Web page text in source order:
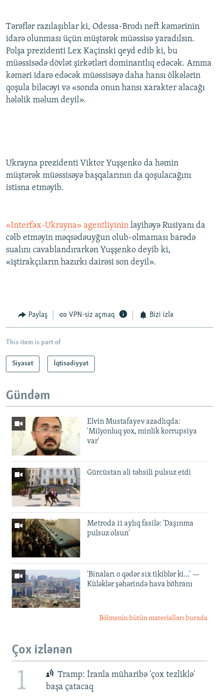
Tərəflər razılaşıblar ki, Odessa-Brodı neft kəmərinin
idarə olunması üçün müştərək müəssisə yaradılsın.
Polşa prezidenti Lex Kaçinski qeyd edib ki, bu
müəssisədə dövlət şirkətləri dominantlıq edəcək. Amma
kəməri idarə edəcək müəssisəyə daha hansı ölkələrin
qoşula biləcəyi və «sonda onun hansı xarakter alacağı
hələlik məlum deyil».
Ukrayna prezidenti Viktor Yuşşenko da həmin
müştərək müəssisəyə başqalarının da qoşulacağını
istisna etməyib.
«Interfax-Ukrayna» agentliyinin layihəyə Rusiyanı da
cəlb etməyin məqsədəuyğun olub-olmaması barədə
sualını cavablandırarkən Yuşşenko deyib ki,
«iştirakçıların hazırkı dairəsi son deyil».
Paylaş VPN-siz açmaq Bizi izlə
This item is part of
Siyasət İqtisadiyyat
Gündəm
Elvin Mustafayev azadlıqda:
'Milyonluq yox, minlik korrupsiya
var'
Gürcüstan ali təhsili pulsuz etdi
Metroda 11 aylıq fasilə: 'Daşınma
pulsuz olsun'
'Binaları o qədər sıx tikiblər ki...' —
Küləklər şəhərində hava böhranı
Bölmənin bütün materialları burada
Çox izlənən
1
Tramp: İranla müharibə 'çox tezliklə'
başa çatacaq